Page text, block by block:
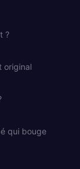
?
original
qui bouge